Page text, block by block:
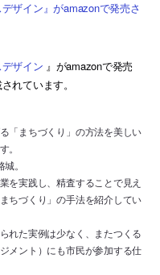
ザイン』がamazonで発売さ
ザイン 』がamazonで発売
れています。
「まちづくり」の方法を美しい
。
。
を実践し、精査することで見え
ちづくり」の手法を紹介してい
れた実例は少なく、またつくる
メント）にも市民が参加する仕